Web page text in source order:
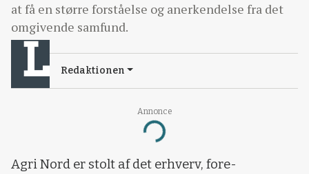
Annonce
Loading...
at få en større forståelse og anerkendelse fra det
omgivende samfund.
Redaktionen
Agri Nord er stolt af det erhverv, fore-